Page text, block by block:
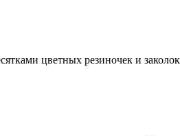
цветных резиночек и